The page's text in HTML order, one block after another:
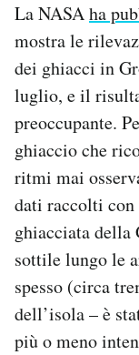
I MIEI
SHOP
AREA
Area
Newsletter
Notifiche
Regala il Post
Hai bisogno
La NASAha
mostra le
dei ghiacci in
luglio, e il
preoccupante.
ghiaccio che
ritmi mai
dati raccolti
ghiacciata della
sottile lungo le
spesso (circa
dell’isola – è
più o meno